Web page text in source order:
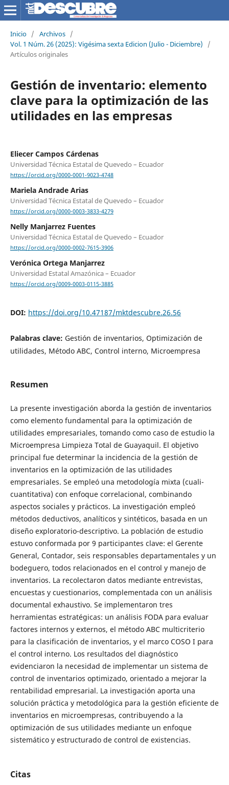
Inicio / Archivos /
Vol. 1 Núm. 26 (2025): Vigésima sexta Edicion (Julio - Diciembre)
/
Artículos originales
Gestión de inventario: elemento
clave para la optimización de las
utilidades en las empresas
Eliecer Campos Cárdenas
Universidad Técnica Estatal de Quevedo – Ecuador
https://orcid.org/0000-0001-9023-4748
Mariela Andrade Arias
Universidad Técnica Estatal de Quevedo – Ecuador
https://orcid.org/0000-0003-3833-4279
Nelly Manjarrez Fuentes
Universidad Técnica Estatal de Quevedo – Ecuador
https://orcid.org/0000-0002-7615-3906
Verónica Ortega Manjarrez
Universidad Estatal Amazónica – Ecuador
https://orcid.org/0009-0003-0115-3885
DOI: https://doi.org/10.47187/mktdescubre.26.56
Palabras clave: Gestión de inventarios, Optimización de
utilidades, Método ABC, Control interno, Microempresa
Resumen
La presente investigación aborda la gestión de inventarios
como elemento fundamental para la optimización de
utilidades empresariales, tomando como caso de estudio la
Microempresa Limpieza Total de Guayaquil. El objetivo
principal fue determinar la incidencia de la gestión de
inventarios en la optimización de las utilidades
empresariales. Se empleó una metodología mixta (cuali-
cuantitativa) con enfoque correlacional, combinando
aspectos sociales y prácticos. La investigación empleó
métodos deductivos, analíticos y sintéticos, basada en un
diseño exploratorio-descriptivo. La población de estudio
estuvo conformada por 9 participantes clave: el Gerente
General, Contador, seis responsables departamentales y un
bodeguero, todos relacionados en el control y manejo de
inventarios. La recolectaron datos mediante entrevistas,
encuestas y cuestionarios, complementada con un análisis
documental exhaustivo. Se implementaron tres
herramientas estratégicas: un análisis FODA para evaluar
factores internos y externos, el método ABC multicriterio
para la clasificación de inventarios, y el marco COSO I para
el control interno. Los resultados del diagnóstico
evidenciaron la necesidad de implementar un sistema de
control de inventarios optimizado, orientado a mejorar la
rentabilidad empresarial. La investigación aporta una
solución práctica y metodológica para la gestión eficiente de
inventarios en microempresas, contribuyendo a la
optimización de sus utilidades mediante un enfoque
sistemático y estructurado de control de existencias.
Citas